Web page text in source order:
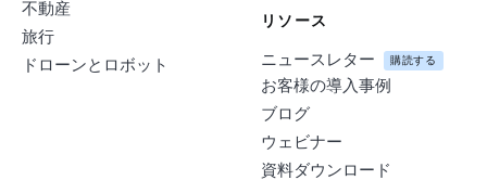
不動産
旅行
ドローンとロボット
リソース
ニュースレター 購読する
お客様の導入事例
ブログ
ウェビナー
資料ダウンロード